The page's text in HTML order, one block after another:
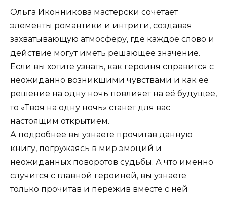
Ольга Иконникова мастерски сочетает
элементы романтики и интриги, создавая
захватывающую атмосферу, где каждое слово и
действие могут иметь решающее значение.
Если вы хотите узнать, как героиня справится с
неожиданно возникшими чувствами и как её
решение на одну ночь повлияет на её будущее,
то «Твоя на одну ночь» станет для вас
настоящим открытием.
А подробнее вы узнаете прочитав данную
книгу, погружаясь в мир эмоций и
неожиданных поворотов судьбы. А что именно
случится с главной героиней, вы узнаете
только прочитав и пережив вместе с ней